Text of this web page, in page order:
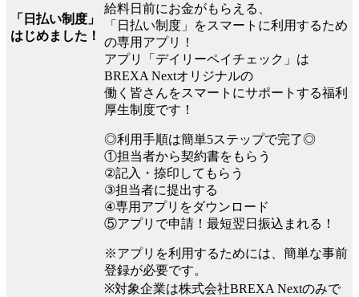
「日払い制度」
はじめました！
給料日前にお金がもらえる、
「日払い制度」をスマートに利用するため
の専用アプリ！
アプリ「デイリーペイチェック」は
BREXA Nextオリジナルの
働く皆さんをスマートにサポートする福利
厚生制度です！
◎利用手順は簡単5ステップで完了◎
①担当者から契約書をもらう
②記入・捺印してもらう
③担当者に提出する
④専用アプリをダウンロード
⑤アプリで申請！最短翌日振込まれる！
※アプリを利用するためには、簡単な事前
登録が必要です。
※対象企業は株式会社BREXA Nextのみで